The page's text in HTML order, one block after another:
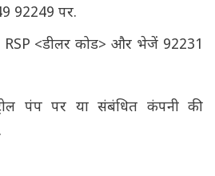
92249 पर.
<डीलर कोड> और भेजें 92231
पंप पर या संबंधित कंपनी की